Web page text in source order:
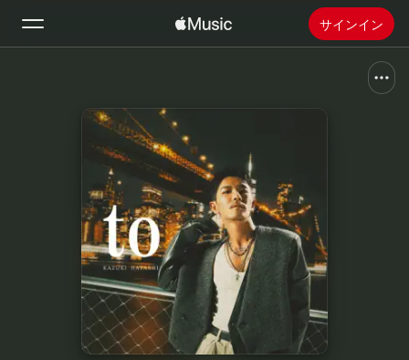
サインイン
新着おすすめ
ラジオ
Apple Musicをインストール